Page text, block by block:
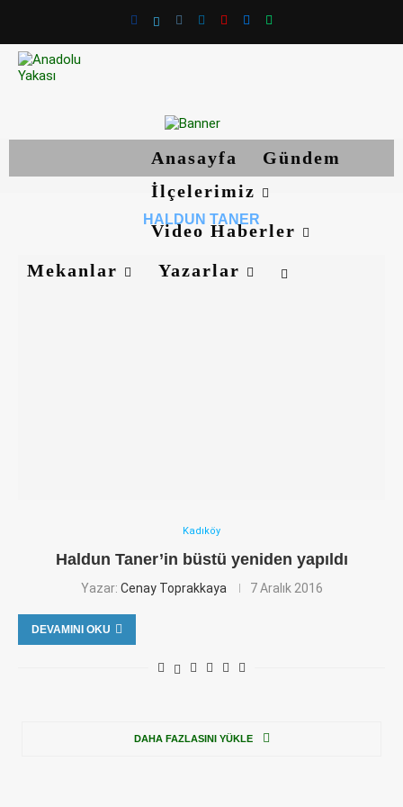
Anasayfa
Gündem
İlçelerimiz
Video Haberler
Mekanlar
Yazarlar
HALDUN TANER
Kadıköy
Haldun Taner’in büstü yeniden yapıldı
Yazar: Cenay Toprakkaya 7 Aralık 2016
DEVAMINI OKU
DAHA FAZLASINI YÜKLE